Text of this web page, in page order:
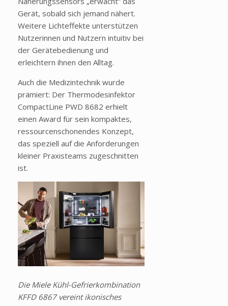
Gerät, sobald sich jemand nähert.
Weitere Lichteffekte unterstützen
Nutzerinnen und Nutzern intuitiv bei
der Gerätebedienung und
erleichtern ihnen den Alltag.
Auch die Medizintechnik wurde
prämiert: Der Thermodesinfektor
CompactLine PWD 8682 erhielt
einen Award für sein kompaktes,
ressourcenschonendes Konzept,
das speziell auf die Anforderungen
kleiner Praxisteams zugeschnitten
ist.
Die Miele Kühl-Gefrierkombination
KFFD 6867 vereint ikonisches